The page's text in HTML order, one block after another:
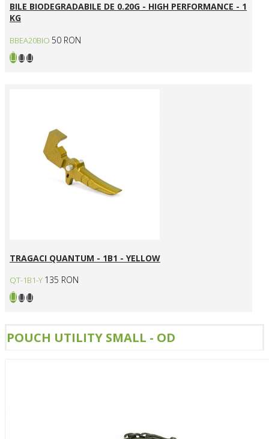
BILE BIODEGRADABILE DE 0.20G - HIGH PERFORMANCE - 1
KG
BBEA20BIO 50 RON
TRAGACI QUANTUM - 1B1 - YELLOW
QT-1B1-Y 135 RON
POUCH UTILITY SMALL - OD